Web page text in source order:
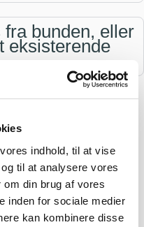
indhold, til at vise
til at analysere vores
din brug af vores
inden for sociale medier
kan kombinere disse
bunden, eller
eksisterende
spilbaseret
traditionel